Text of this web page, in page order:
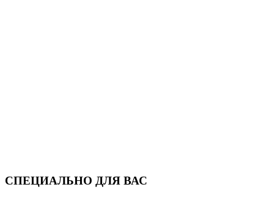
СПЕЦИАЛЬНО ДЛЯ ВАС